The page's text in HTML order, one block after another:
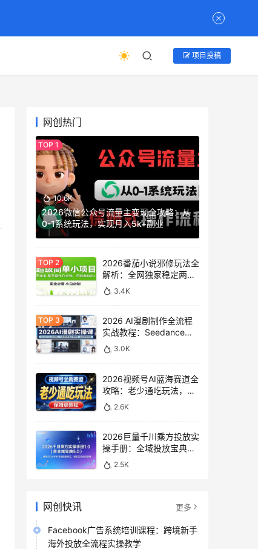
项目投稿
网创热门
10.6K
2026微信公众号流量主变现全攻略：从
0-1系统玩法，实现月入5k+副业
2026番茄小说邪修玩法全
解析：全网独家稳定两年
老项目，助你日赚
500+稿费收益
3.4K
2026 AI漫剧制作全流程
实战教程：Seedance
2.0即梦视频生成与小说
授权教学
3.0K
2026视频号AI蓝海赛道全
攻略：老少通吃玩法，零
基础保姆级副业增收教程
2.6K
2026巨量千川乘方投放实
操手册：全域投放宝典
5.0深度解析ROI提升方案
2.5K
网创快讯 更多
Facebook广告系统培训课程：跨境新手
海外投放全流程实操教学